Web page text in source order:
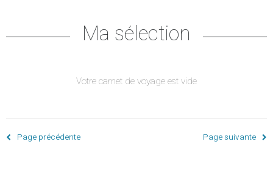
Ma sélection
Votre carnet de voyage est vide
Page précédente Page suivante